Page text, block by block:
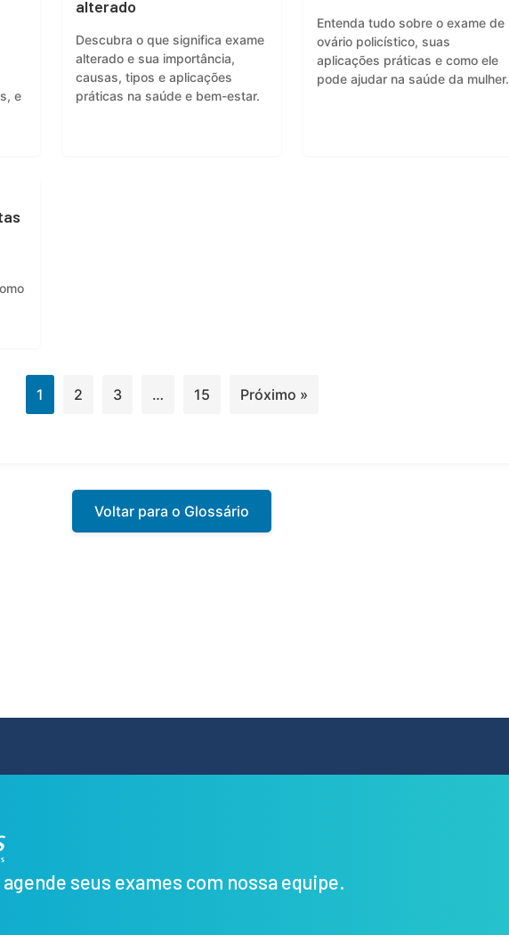
e
alterado
Descubra o que significa exame
alterado e sua importância,
causas, tipos e aplicações
práticas na saúde e bem-estar.
Entenda tudo sobre o exame de
ovário policístico, suas
aplicações práticas e como ele
pode ajudar na saúde da mulher.
1 2 3 … 15 Próximo »
Voltar para o Glossário
seus exames com nossa equipe.